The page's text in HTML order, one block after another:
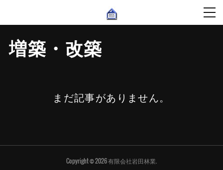
増築・改築
まだ記事がありません。
Copyright ©2026有限会社岩田林業.